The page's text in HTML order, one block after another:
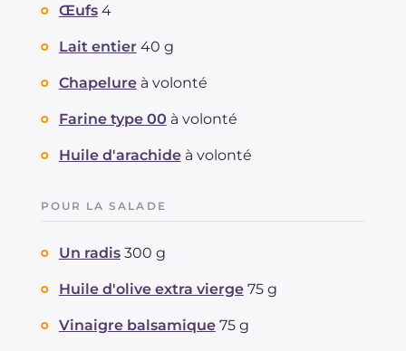
Œufs 4
Lait entier 40 g
Chapelure à volonté
Farine type 00 à volonté
Huile d'arachide à volonté
POUR LA SALADE
Un radis 300 g
Huile d'olive extra vierge 75 g
Vinaigre balsamique 75 g